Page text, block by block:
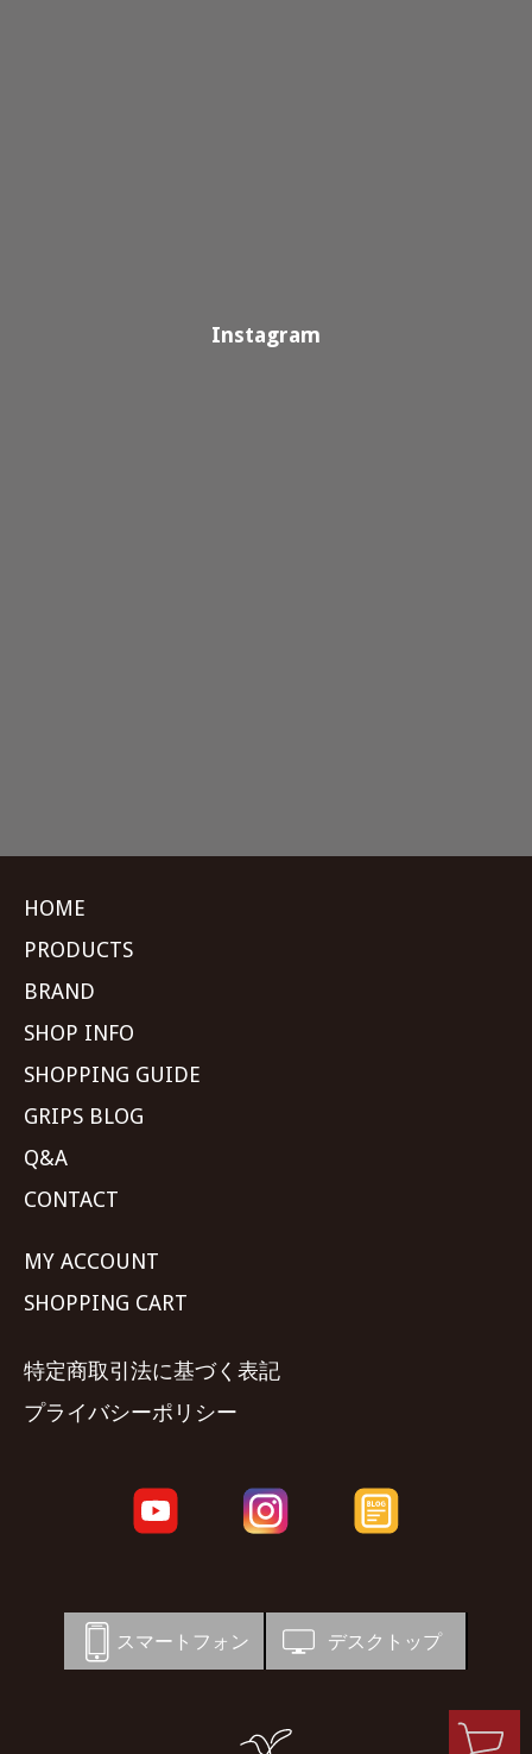
Instagram
HOME
PRODUCTS
BRAND
SHOP INFO
SHOPPING GUIDE
GRIPS BLOG
Q&A
CONTACT
MY ACCOUNT
SHOPPING CART
特定商取引法に基づく表記
プライバシーポリシー
スマートフォン デスクトップ